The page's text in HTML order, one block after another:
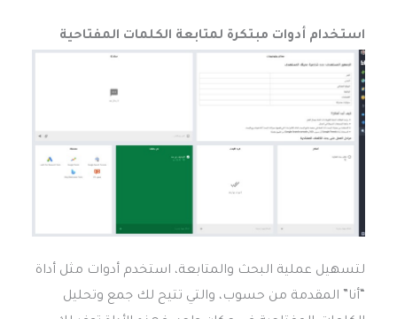
استخدام أدوات مبتكرة لمتابعة الكلمات المفتاحية
لتسهيل عملية البحث والمتابعة، استخدم أدوات مثل أداة
“أنا” المقدمة من حسوب، والتي تتيح لك جمع وتحليل